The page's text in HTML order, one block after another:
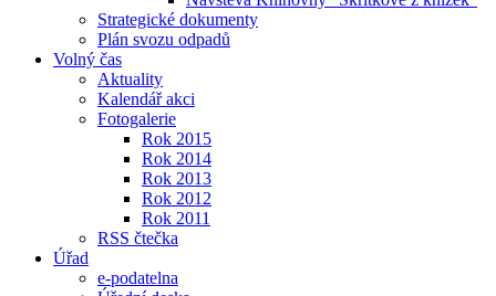
Strategické dokumenty
Plán svozu odpadů
Volný čas
Aktuality
Kalendář akci
Fotogalerie
Rok 2015
Rok 2014
Rok 2013
Rok 2012
Rok 2011
RSS čtečka
Úřad
e-podatelna